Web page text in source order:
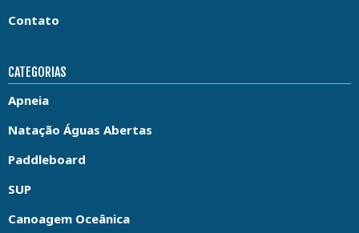
Contato
CATEGORIAS
Apneia
Natação Águas Abertas
Paddleboard
SUP
Canoagem Oceânica